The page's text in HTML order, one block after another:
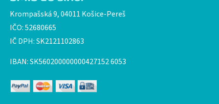
Krompašská 9, 04011 Košice-Pereš
IČO: 52680665
IČ DPH: SK2121102863
IBAN: SK560200000000427152 6053